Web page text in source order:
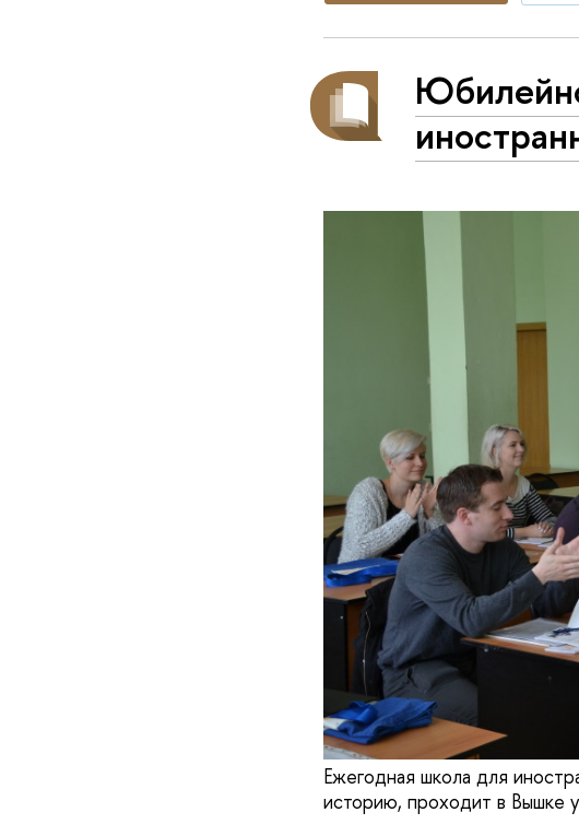
Ежегодная школа для
историю, проходит в Вышке